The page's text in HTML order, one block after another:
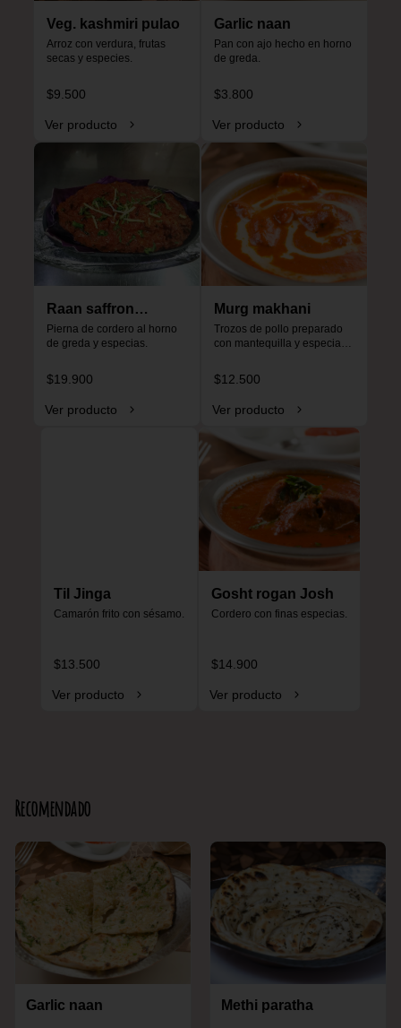
Veg. kashmiri pulao
Arroz con verdura, frutas
secas y especies.
$9.500
Ver producto
Garlic naan
Pan con ajo hecho en horno
de greda.
$3.800
Ver producto
Raan saffron
special
Pierna de cordero al horno
de greda y especias.
$19.900
Ver producto
Murg makhani
Trozos de pollo preparado
con mantequilla y especias,
picante.
$12.500
Ver producto
Til Jinga
Camarón frito con sésamo.
$13.500
Ver producto
Gosht rogan Josh
Cordero con finas especias.
$14.900
Ver producto
Recomendado
Garlic naan Methi paratha